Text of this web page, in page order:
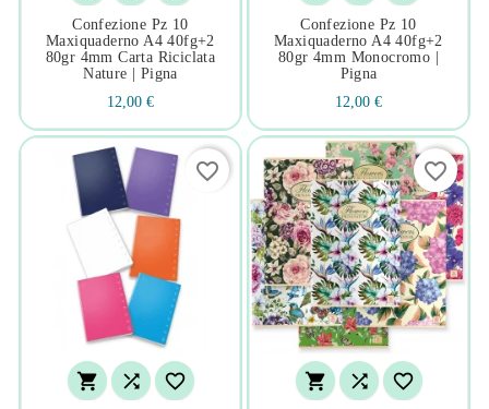
Confezione Pz 10
Maxiquaderno A4 40fg+2
80gr 4mm Carta Riciclata
Nature | Pigna
12,00 €
Confezione Pz 10
Maxiquaderno A4 40fg+2
80gr 4mm Monocromo |
Pigna
12,00 €
  
favorite_border
  
favorite_border